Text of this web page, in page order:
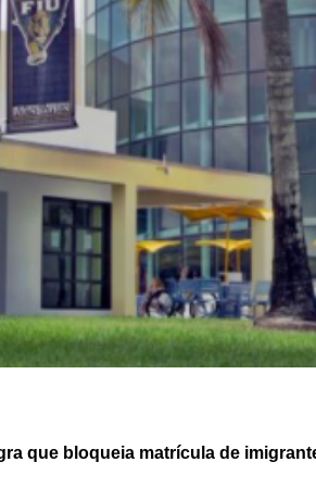
que bloqueia matrícula de